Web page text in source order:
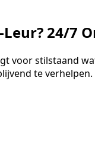
24/7
voor stilstaand
te